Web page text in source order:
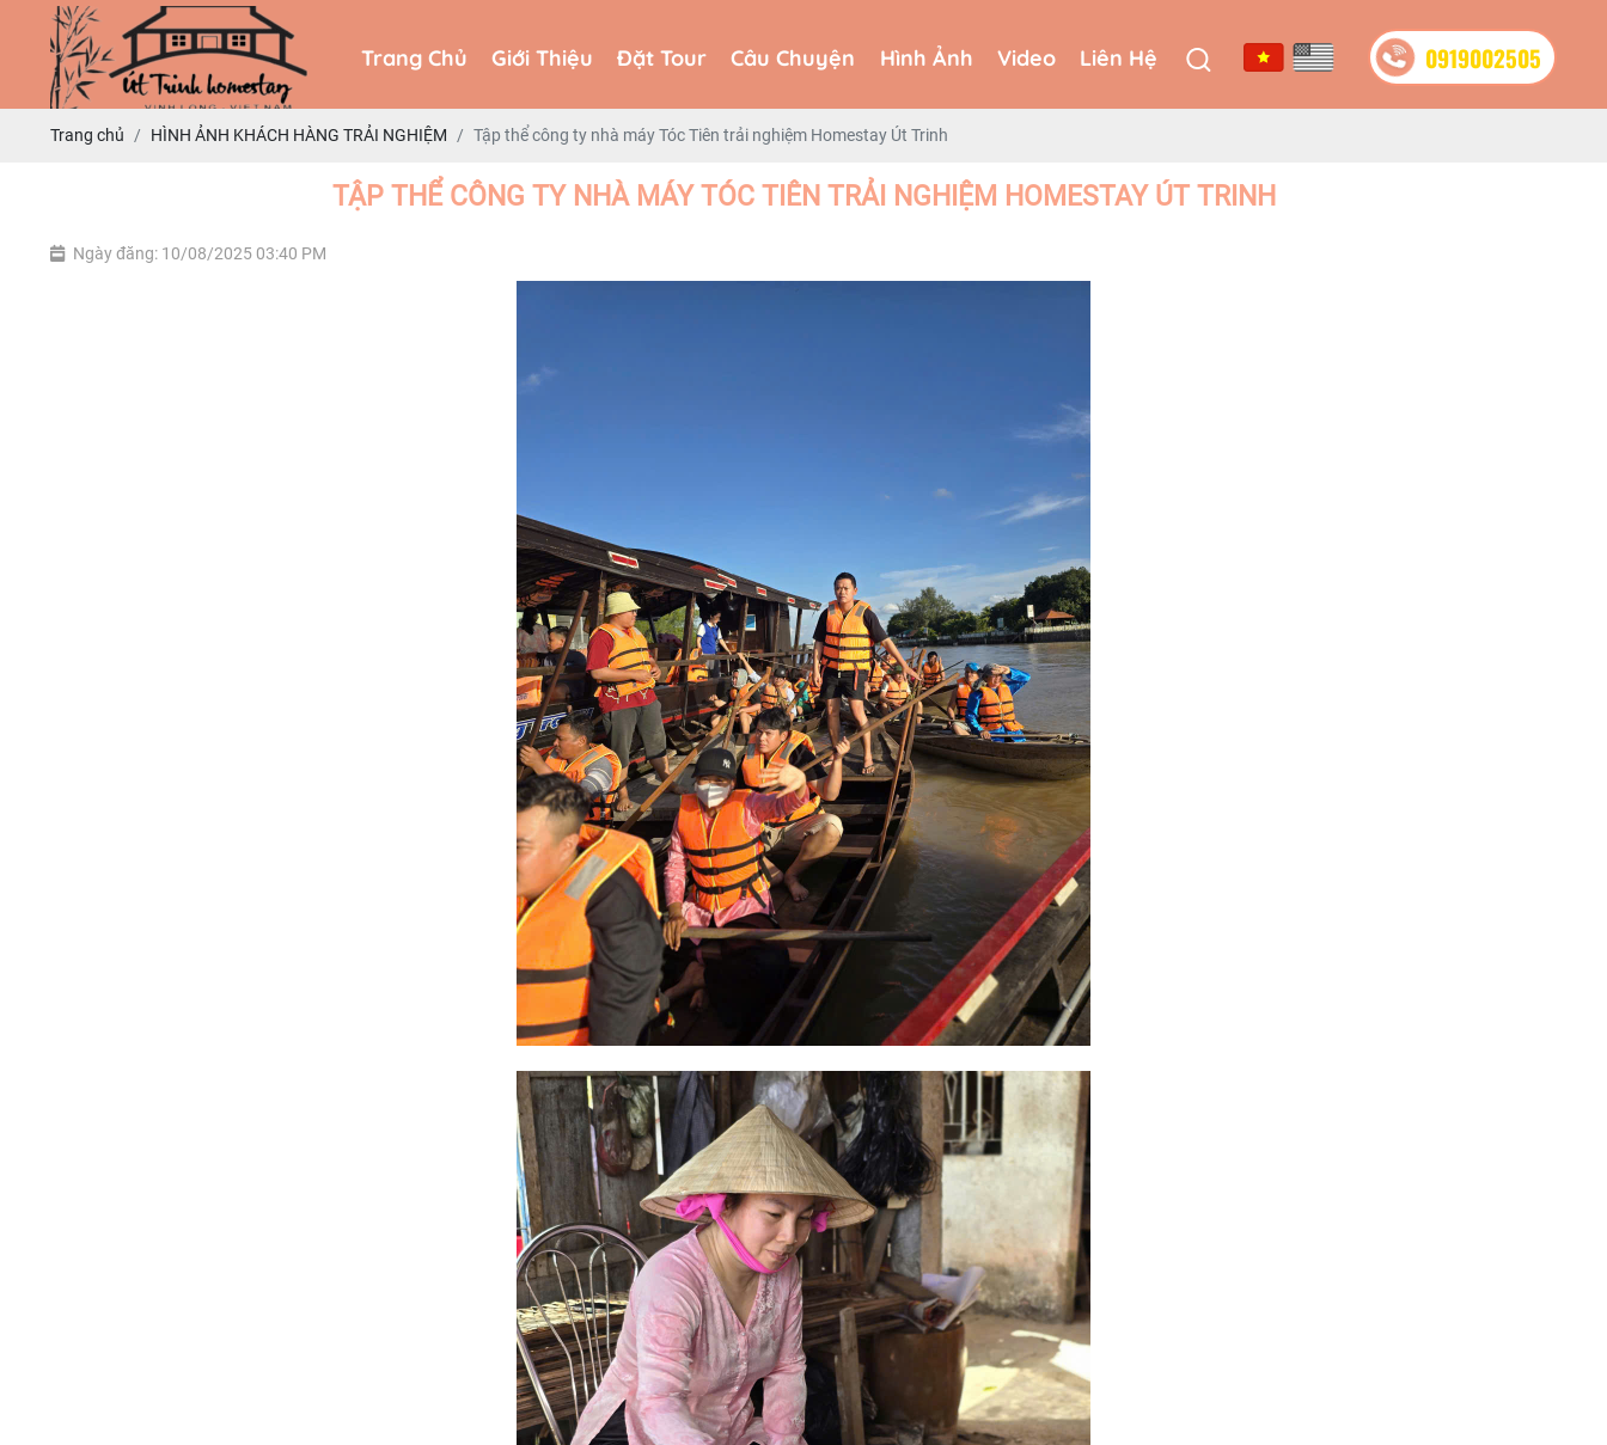
Trang Chủ Giới Thiệu Đặt Tour Câu Chuyện Hình Ảnh Video Liên Hệ 0919002505
Trang Chủ Giới Thiệu Đặt Tour Câu Chuyện Hình Ảnh Video Liên Hệ 0919002505
Trang chủ HÌNH ẢNH KHÁCH HÀNG TRẢI NGHIỆM Tập thể công ty nhà máy Tóc Tiên trải nghiệm Homestay Út Trinh
TẬP THỂ CÔNG TY NHÀ MÁY TÓC TIÊN TRẢI NGHIỆM HOMESTAY ÚT TRINH
Ngày đăng: 10/08/2025 03:40 PM